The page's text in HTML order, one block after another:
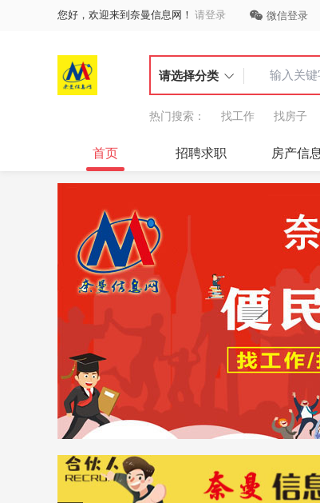
您好，欢迎来到奈曼信息网！ 请登录 微信登录
请选择分类
热门搜索： 找工作 找房子
首页 招聘求职 房产信息